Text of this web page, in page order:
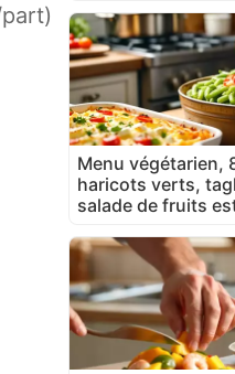
part)
Menu végétarien,
haricots verts,
salade de fruits